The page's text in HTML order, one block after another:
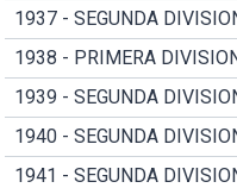
1937 - SEGUNDA
1938 - PRIMERA
1939 - SEGUNDA
1940 - SEGUNDA
1941 - SEGUNDA